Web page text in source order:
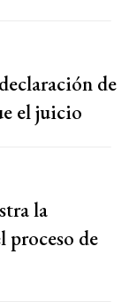
de
el juicio
la
de